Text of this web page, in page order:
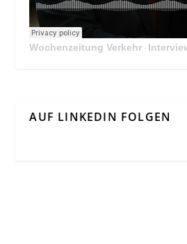
Wochenzeitung Verkehr · Interview Mit
AUF LINKEDIN FOLGEN